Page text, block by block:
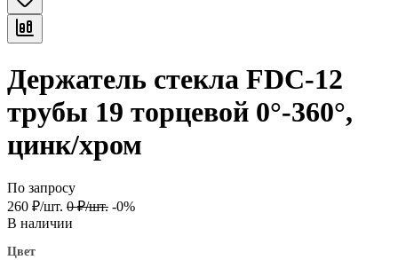
Держатель стекла FDC-12
трубы 19 торцевой 0°-360°,
цинк/хром
По запросу
260 ₽/шт. 0 ₽/шт. -0%
В наличии
Цвет